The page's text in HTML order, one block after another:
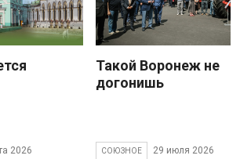
2026
Такой Воронеж не
догонишь
СОЮЗНОЕ 29 июля 2026